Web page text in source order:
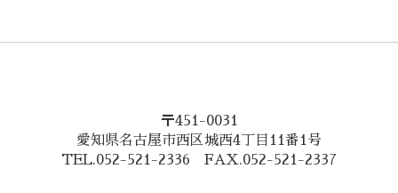
〒451-0031
愛知県名古屋市西区城西4丁目11番1号
TEL.052-521-2336 FAX.052-521-2337